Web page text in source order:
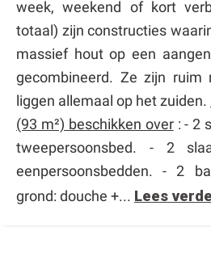
week, weekend of kort
totaal) zijn constructies
massief hout op een
gecombineerd. Ze zijn
liggen allemaal op het zuiden.
(93 m²) beschikken over: - 2
tweepersoonsbed. - 2
eenpersoonsbedden. - 2
grond: douche +... Lees